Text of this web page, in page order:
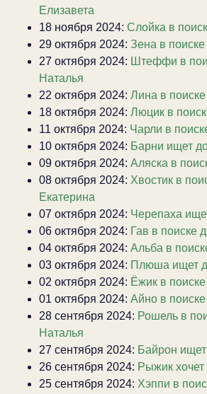
Елизавета
18 ноября 2024: Слойка в
29 октября 2024: Зена в
27 октября 2024: Штеффи в
Наталья
22 октября 2024: Лина в
18 октября 2024: Люцик в
11 октября 2024: Чарли в
10 октября 2024: Барни ищет
09 октября 2024: Аляска в
08 октября 2024: Хвостик в
Екатерина
07 октября 2024: Черепаха
06 октября 2024: Гав в поиске
04 октября 2024: Альба в
03 октября 2024: Плюша ищет
02 октября 2024: Ёжик в
01 октября 2024: Айно в
28 сентября 2024: Рошель в
Наталья
27 сентября 2024: Байрон
26 сентября 2024: Рыжик
25 сентября 2024: Хэппи в